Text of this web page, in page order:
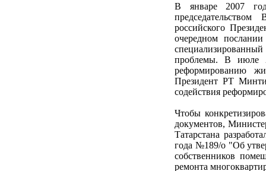
В январе 2007
российского
очередном
проблемы. В июле
реформированию
Президент РТ
содействия
Чтобы
документов,
Татарстана
года №189/о "Об
собственников
ремонта